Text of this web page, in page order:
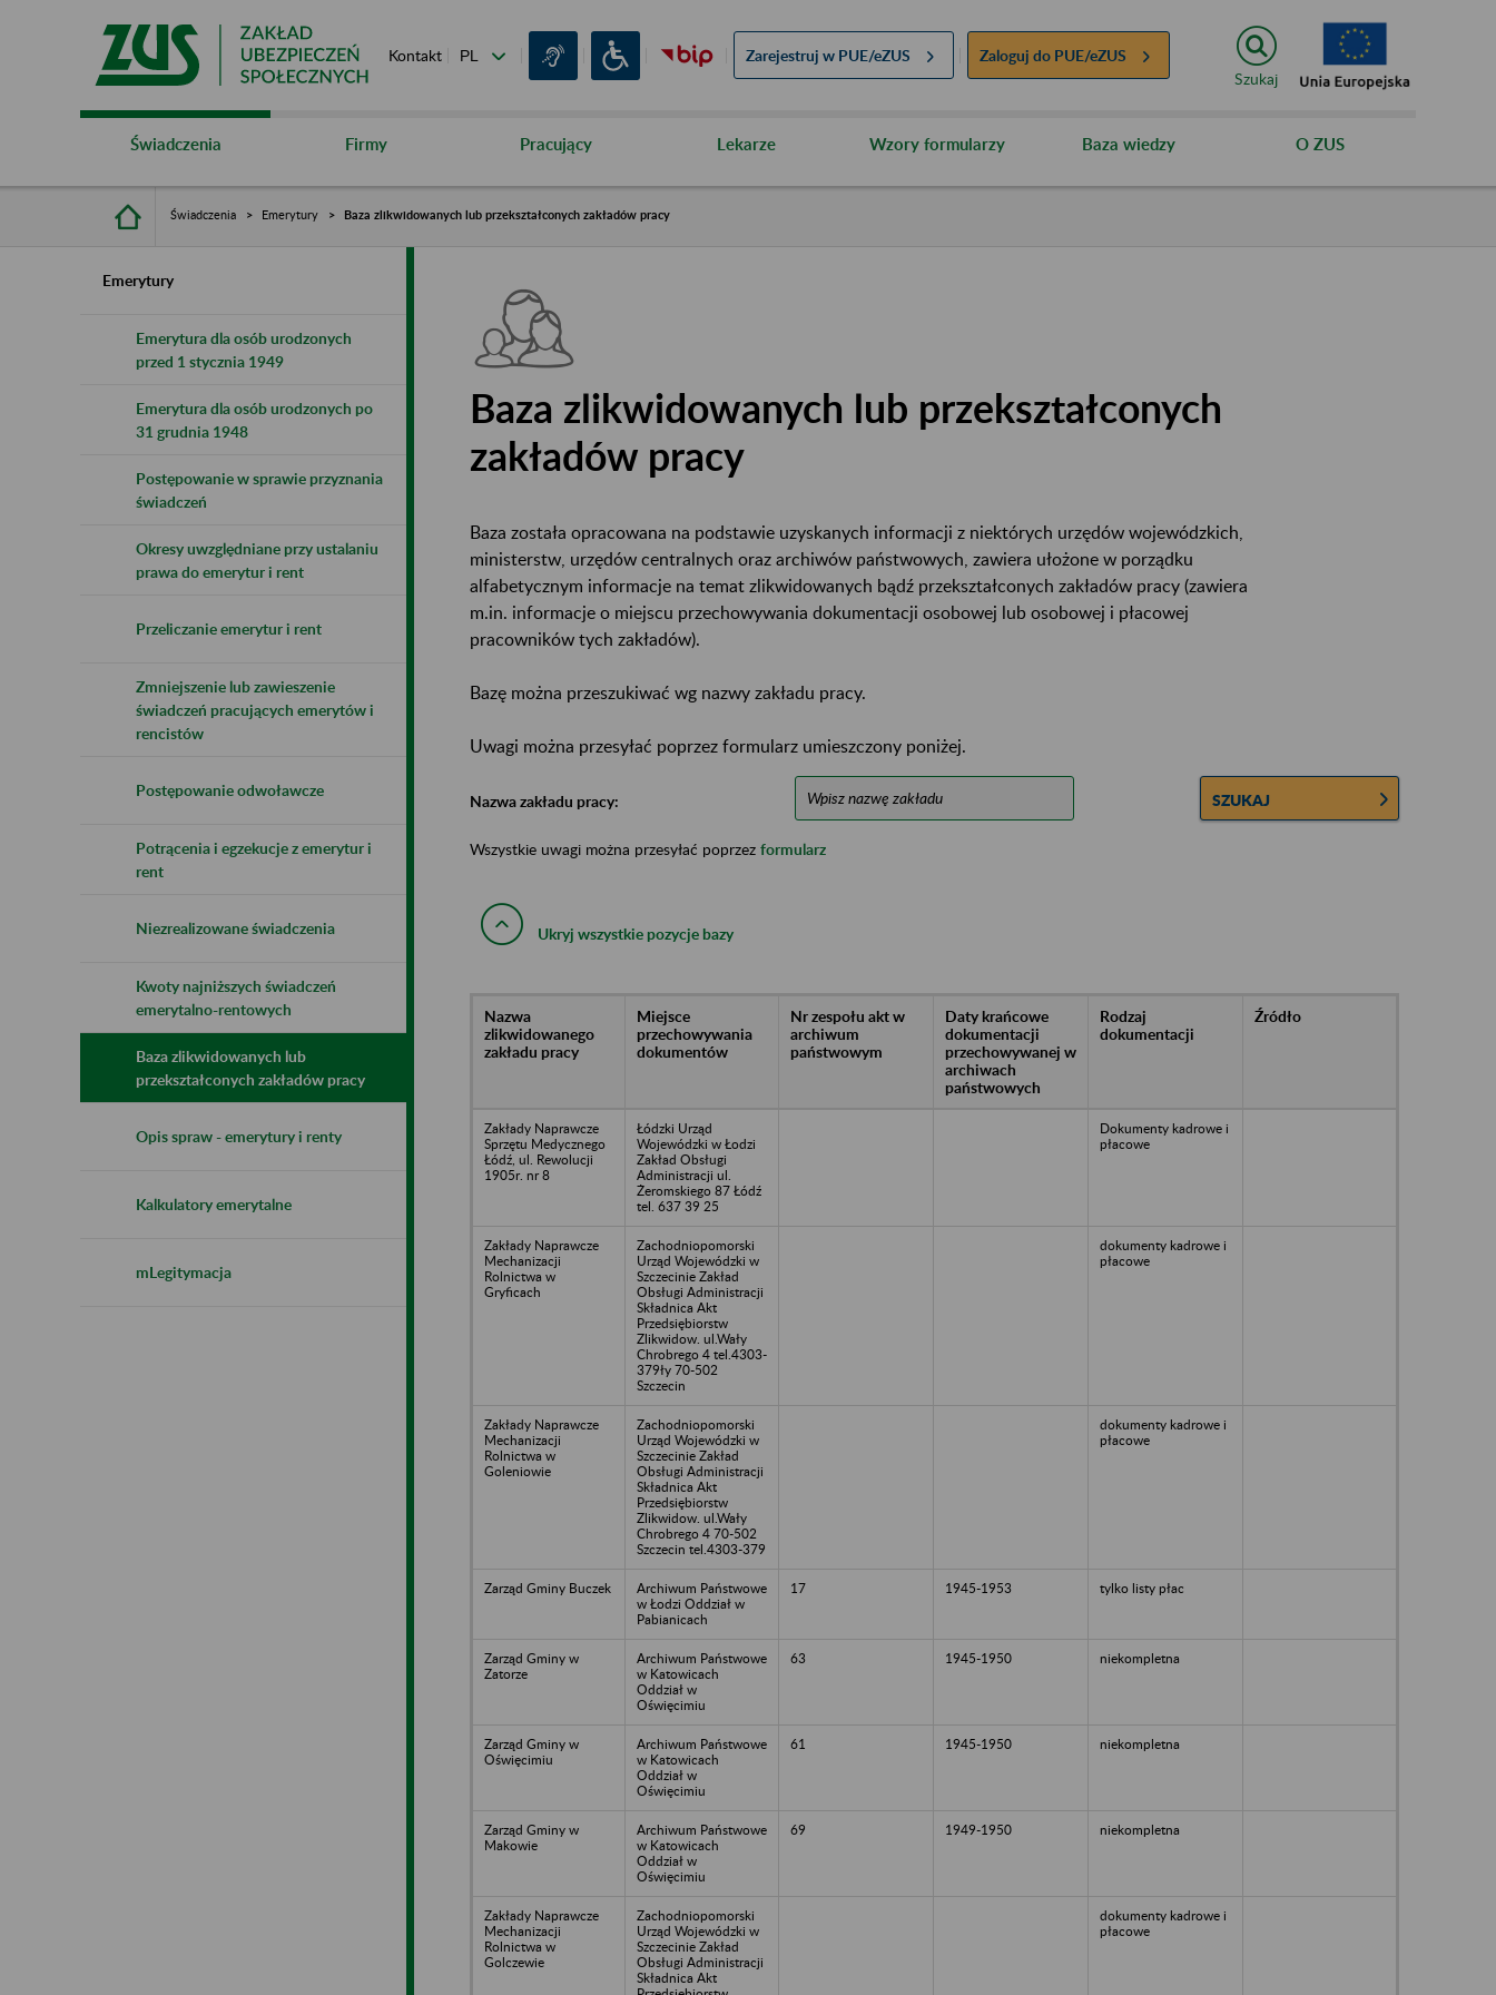
Kontakt Zarejestruj w PUE/eZUS Zaloguj do PUE/eZUS
Szukaj
Świadczenia Firmy Pracujący Lekarze Wzory formularzy Baza wiedzy O ZUS
Świadczenia Emerytury Baza zlikwidowanych lub przekształconych zakładów pracy
Emerytury
Emerytura dla osób urodzonych
przed 1 stycznia 1949
Emerytura dla osób urodzonych po
31 grudnia 1948
Postępowanie w sprawie przyznania
świadczeń
Okresy uwzględniane przy ustalaniu
prawa do emerytur i rent
Przeliczanie emerytur i rent
Zmniejszenie lub zawieszenie
świadczeń pracujących emerytów i
rencistów
Postępowanie odwoławcze
Potrącenia i egzekucje z emerytur i
rent
Niezrealizowane świadczenia
Kwoty najniższych świadczeń
emerytalno-rentowych
Baza zlikwidowanych lub
przekształconych zakładów pracy
Opis spraw - emerytury i renty
Kalkulatory emerytalne
mLegitymacja
Baza zlikwidowanych lub przekształconych
zakładów pracy
Baza została opracowana na podstawie uzyskanych informacji z niektórych urzędów wojewódzkich,
ministerstw, urzędów centralnych oraz archiwów państwowych, zawiera ułożone w porządku
alfabetycznym informacje na temat zlikwidowanych bądź przekształconych zakładów pracy (zawiera
m.in. informacje o miejscu przechowywania dokumentacji osobowej lub osobowej i płacowej
pracowników tych zakładów).
Bazę można przeszukiwać wg nazwy zakładu pracy.
Uwagi można przesyłać poprzez formularz umieszczony poniżej.
Nazwa zakładu pracy: SZUKAJ
Wszystkie uwagi można przesyłać poprzez formularz
Ukryj wszystkie pozycje bazy
Nazwa
zlikwidowanego
zakładu pracy
Miejsce
przechowywania
dokumentów
Nr zespołu akt w
archiwum
państwowym
Daty krańcowe
dokumentacji
przechowywanej w
archiwach
państwowych
Rodzaj
dokumentacji
Źródło
Zakłady Naprawcze
Sprzętu Medycznego
Łódź, ul. Rewolucji
1905r. nr 8
Łódzki Urząd
Wojewódzki w Łodzi
Zakład Obsługi
Administracji ul.
Żeromskiego 87 Łódź
tel. 637 39 25
Dokumenty kadrowe i
płacowe
Zakłady Naprawcze
Mechanizacji
Rolnictwa w
Gryficach
Zachodniopomorski
Urząd Wojewódzki w
Szczecinie Zakład
Obsługi Administracji
Składnica Akt
Przedsiębiorstw
Zlikwidow. ul.Wały
Chrobrego 4 tel.4303-
379ły 70-502
Szczecin
dokumenty kadrowe i
płacowe
Zakłady Naprawcze
Mechanizacji
Rolnictwa w
Goleniowie
Zachodniopomorski
Urząd Wojewódzki w
Szczecinie Zakład
Obsługi Administracji
Składnica Akt
Przedsiębiorstw
Zlikwidow. ul.Wały
Chrobrego 4 70-502
Szczecin tel.4303-379
dokumenty kadrowe i
płacowe
Zarząd Gminy Buczek
Archiwum Państwowe
w Łodzi Oddział w
Pabianicach
17 1945-1953 tylko listy płac
Zarząd Gminy w
Zatorze
Archiwum Państwowe
w Katowicach
Oddział w
Oświęcimiu
63 1945-1950 niekompletna
Zarząd Gminy w
Oświęcimiu
Archiwum Państwowe
w Katowicach
Oddział w
Oświęcimiu
61 1945-1950 niekompletna
Zarząd Gminy w
Makowie
Archiwum Państwowe
w Katowicach
Oddział w
Oświęcimiu
69 1949-1950 niekompletna
Zakłady Naprawcze
Mechanizacji
Rolnictwa w
Golczewie
Zachodniopomorski
Urząd Wojewódzki w
Szczecinie Zakład
Obsługi Administracji
Składnica Akt
dokumenty kadrowe i
płacowe